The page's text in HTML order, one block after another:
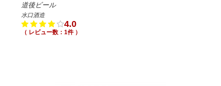
道後ビール
水口酒造
4.0
（ レビュー数：1件 ）